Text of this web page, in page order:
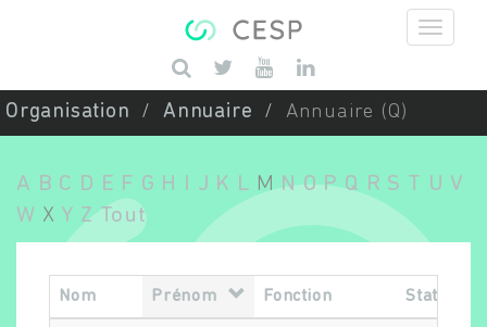
Saisissez vos mots-clés
Organisation Annuaire Annuaire (Q)
A B C D E F G H J K L M N O P Q R S T U V
W X Y Z Tout
Nom Prénom Fonction Statut